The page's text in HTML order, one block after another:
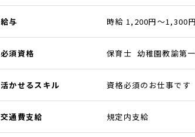
給与 時給 1,200円～1,300円
必須資格 保育士 幼稚園教諭第
活かせるスキル 資格必須のお仕事です
交通費支給 規定内支給